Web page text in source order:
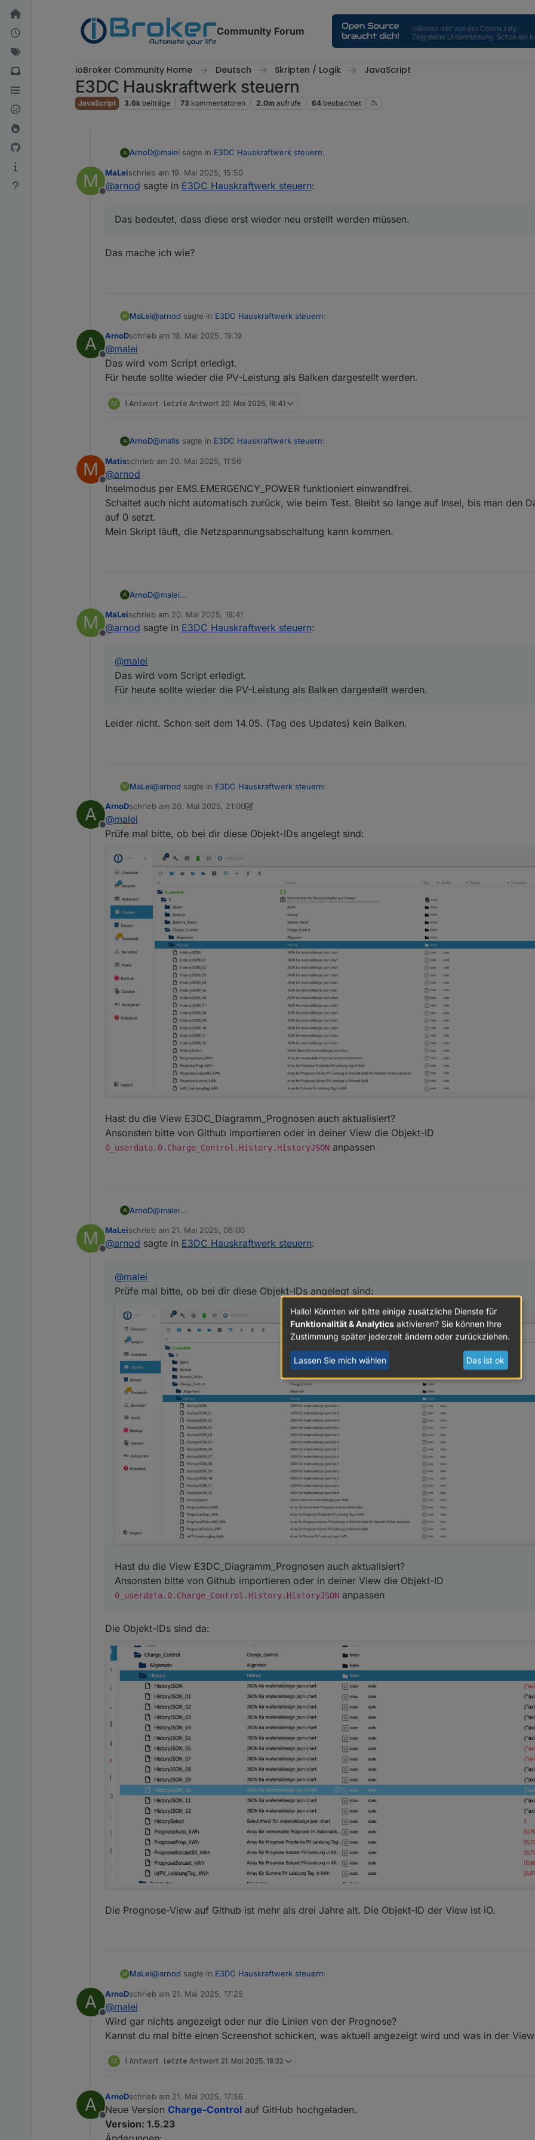
Weiter zum Inhalt
Community Forum
ioBroker Community Home Deutsch Skripten / Logik JavaScript
E3DC Hauskraftwerk steuern
JavaScript 3.6k beiträge 73 kommentatoren 2.0m aufrufe 64 beobachtet
A ArnoD@malei sagte in E3DC Hauskraftwerk steuern:
Nachdem ich nun auch auf E3/DC RSCP 1.4.2 und anschließend auf CC 1.5.22 gewechselt habe,
Diagramme geändert.
M
Offline
MaLeischrieb am 19. Mai 2025, 15:50
zuletzt editiert von
@arnod sagte in E3DC Hauskraftwerk steuern:
Das bedeutet, dass diese erst wieder neu erstellt werden müssen.
Das mache ich wie?
M MaLei@arnod sagte in E3DC Hauskraftwerk steuern:
Das mache ich wie?
A
Offline
ArnoDschrieb am 19. Mai 2025, 19:19
zuletzt editiert von
@malei
Das wird vom Script erledigt.
Für heute sollte wieder die PV-Leistung als Balken dargestellt werden.
M 1 Antwort Letzte Antwort 20. Mai 2025, 18:41
A ArnoD@matis sagte in E3DC Hauskraftwerk steuern:
Mutig :-)
M
Offline
Matisschrieb am 20. Mai 2025, 11:56
zuletzt editiert von
@arnod
Inselmodus per EMS.EMERGENCY_POWER funktioniert einwandfrei.
Schaltet auch nicht automatisch zurück, wie beim Test. Bleibt so lange auf Insel, bis man den
auf 0 setzt.
Mein Skript läuft, die Netzspannungsabschaltung kann kommen.
A ArnoD@malei
Für heute sollte wieder die PV-Leistung als Balken dargestellt werden.
M
Offline
MaLeischrieb am 20. Mai 2025, 18:41
zuletzt editiert von
@arnod sagte in E3DC Hauskraftwerk steuern:
@malei
Das wird vom Script erledigt.
Für heute sollte wieder die PV-Leistung als Balken dargestellt werden.
Leider nicht. Schon seit dem 14.05. (Tag des Updates) kein Balken.
M MaLei@arnod sagte in E3DC Hauskraftwerk steuern:
Das wird vom Script erledigt.
Für heute sollte wieder die PV-Leistung als Balken dargestellt werden.
Leider nicht. Schon seit dem 14.05. (Tag des Updates) kein Balken.
A
Offline
ArnoDschrieb am 20. Mai 2025, 21:00
zuletzt editiert von ArnoD
@malei
Prüfe mal bitte, ob bei dir diese Objekt-IDs angelegt sind:
Hast du die View E3DC_Diagramm_Prognosen auch aktualisiert?
Ansonsten bitte von Github importieren oder in deiner View die Objekt-ID
0_userdata.0.Charge_Control.History.HistoryJSON anpassen
A ArnoD@malei
Hast du die View E3DC_Diagramm_Prognosen auch aktualisiert?
Ansonsten bitte von Github importieren oder in deiner View die Objekt-ID
M
Offline
MaLeischrieb am 21. Mai 2025, 06:00
zuletzt editiert von
@arnod sagte in E3DC Hauskraftwerk steuern:
@malei
Prüfe mal bitte, ob bei dir diese Objekt-IDs angelegt sind:
Hast du die View E3DC_Diagramm_Prognosen auch aktualisiert?
Ansonsten bitte von Github importieren oder in deiner View die Objekt-ID
0_userdata.0.Charge_Control.History.HistoryJSON anpassen
Die Objekt-IDs sind da:
Die Prognose-View auf Github ist mehr als drei Jahre alt. Die Objekt-ID der View ist iO.
M MaLei@arnod sagte in E3DC Hauskraftwerk steuern:
Prüfe mal bitte, ob bei dir diese Objekt-IDs angelegt sind:
Die Objekt-IDs sind da:
A
Offline
ArnoDschrieb am 21. Mai 2025, 17:25
zuletzt editiert von
@malei
Wird gar nichts angezeigt oder nur die Linien von der Prognose?
Kannst du mal bitte einen Screenshot schicken, was aktuell angezeigt wird und was in der
M 1 Antwort Letzte Antwort 21. Mai 2025, 18:32
A
Offline
ArnoDschrieb am 21. Mai 2025, 17:56
zuletzt editiert von
Neue Version Charge-Control auf GitHub hochgeladen.
Version: 1.5.23
Hallo! Könnten wir bitte einige zusätzliche Dienste für
Funktionalität & Analytics aktivieren? Sie können Ihre
Zustimmung später jederzeit ändern oder zurückziehen.
Lassen Sie mich wählen Das ist ok